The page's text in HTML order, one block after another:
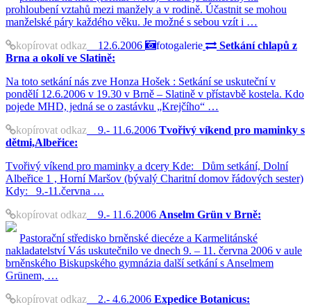
prohloubení vztahů mezi manžely a v rodině. Účastnit se mohou
manželské páry každého věku. Je možné s sebou vzít i …
kopírovat odkaz 12.6.2006 fotogalerie
Setkání chlapů z
Brna a okolí ve Slatině:
Na toto setkání nás zve Honza Hošek : Setkání se uskuteční v
pondělí 12.6.2006 v 19.30 v Brně – Slatině v přístavbě kostela. Kdo
pojede MHD, jedná se o zastávku „Krejčího“ …
kopírovat odkaz 9.- 11.6.2006 Tvořivý víkend pro maminky s
dětmi,Albeřice:
Tvořivý víkend pro maminky a dcery Kde: Dům setkání, Dolní
Albeřice 1 , Horní Maršov (bývalý Charitní domov řádových sester)
Kdy: 9.-11.června …
kopírovat odkaz 9.- 11.6.2006 Anselm Grün v Brně:
Pastorační středisko brněnské diecéze a Karmelitánské
nakladatelství Vás uskutečnilo ve dnech 9. – 11. června 2006 v aule
brněnského Biskupského gymnázia další setkání s Anselmem
Grünem, …
kopírovat odkaz 2.- 4.6.2006 Expedice Botanicus: